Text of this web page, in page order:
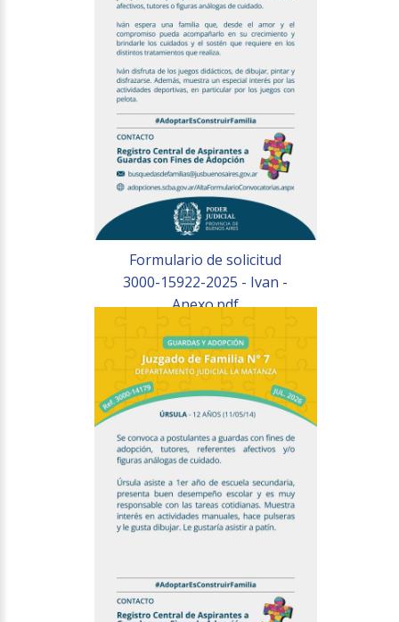
Formulario de solicitud
3000-15922-2025 - Ivan -
Anexo.pdf